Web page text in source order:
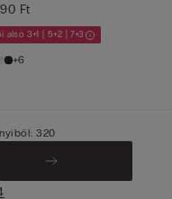
Ft
alsó 3+1 | 5+2 | 7+3
+6
320